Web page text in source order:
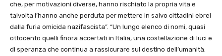
che, per motivazioni diverse, hanno rischiato la propria vita e
talvolta l’hanno anche perduta per mettere in salvo cittadini ebrei
dalla furia omicida nazifascista”. “Un lungo elenco di nomi, quasi
ottocento quelli finora accertati in Italia, una costellazione di luci e
di speranza che continua a rassicurare sul destino dell’umanità.